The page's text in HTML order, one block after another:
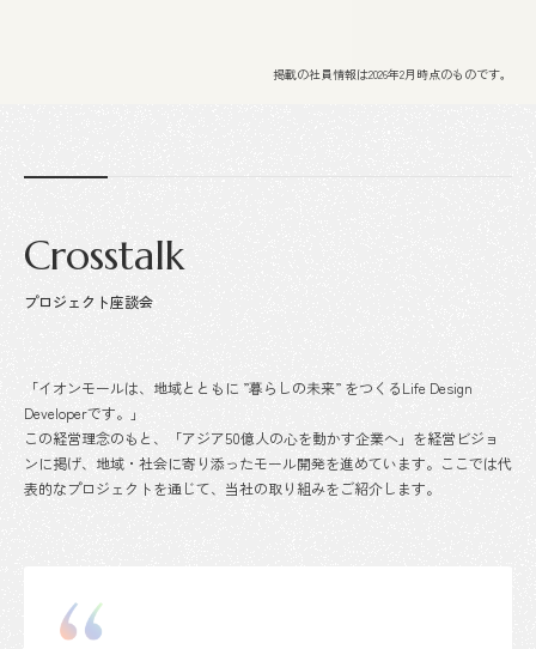
掲載の社員情報は2026年2月時点のものです。
Crosstalk
プロジェクト座談会
「イオンモールは、地域とともに ”暮らしの未来” をつくるLife Design
Developerです。」
この経営理念のもと、「アジア50億人の心を動かす企業へ」を経営ビジョ
ンに掲げ、地域・社会に寄り添ったモール開発を進めています。ここでは代
表的なプロジェクトを通じて、当社の取り組みをご紹介します。